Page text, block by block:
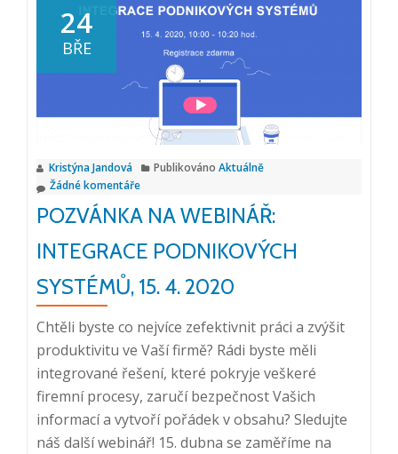
Integrace
se
systémem
REGNUM
24
BŘE
Kristýna Jandová Publikováno Aktuálně
Žádné komentáře
POZVÁNKA NA WEBINÁŘ:
INTEGRACE PODNIKOVÝCH
SYSTÉMŮ, 15. 4. 2020
Chtěli byste co nejvíce zefektivnit práci a zvýšit
produktivitu ve Vaší firmě? Rádi byste měli
integrované řešení, které pokryje veškeré
firemní procesy, zaručí bezpečnost Vašich
informací a vytvoří pořádek v obsahu? Sledujte
náš další webinář! 15. dubna se zaměříme na